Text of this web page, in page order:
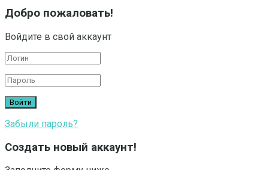
Добро пожаловать!
Войдите в свой аккаунт
Забыли пароль?
Создать новый аккаунт!